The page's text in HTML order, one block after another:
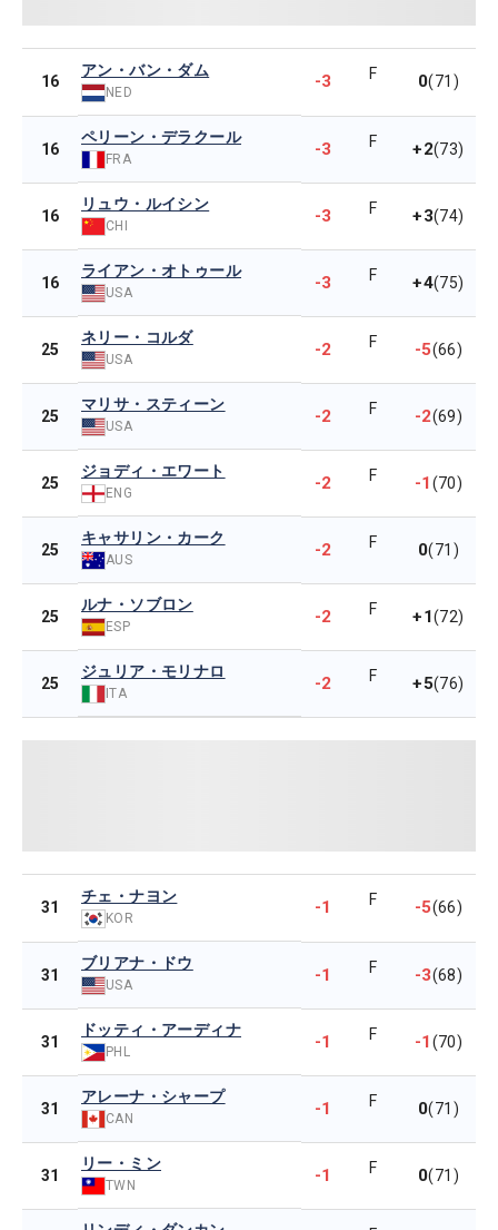
16
アン・バン・ダム
NED
-3 F 0(71)
16
ペリーン・デラクール
FRA -3 F +2(73)
16
リュウ・ルイシン
CHI -3 F +3(74)
16
ライアン・オトゥール
USA -3 F +4(75)
25
ネリー・コルダ
USA -2 F -5(66)
25
マリサ・スティーン
USA -2 F -2(69)
25
ジョディ・エワート
ENG -2 F -1(70)
25
キャサリン・カーク
AUS -2 F 0(71)
25
ルナ・ソブロン
ESP -2 F +1(72)
25
ジュリア・モリナロ
ITA -2 F +5(76)
31
チェ・ナヨン
KOR
-1 F -5(66)
31
ブリアナ・ドウ
USA -1 F -3(68)
31
ドッティ・アーディナ
PHL -1 F -1(70)
31
アレーナ・シャープ
CAN -1 F 0(71)
31
リー・ミン
TWN -1 F 0(71)